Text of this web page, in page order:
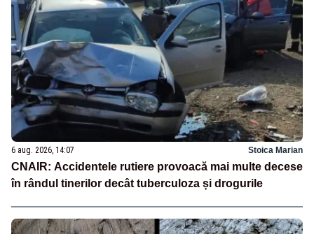
6 aug. 2026, 14:07 Stoica Marian
CNAIR: Accidentele rutiere provoacă mai multe decese
în rândul tinerilor decât tuberculoza și drogurile